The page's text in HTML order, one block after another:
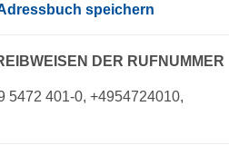
speichern
DER RUFNUMMER
5472 401-0, +4954724010,